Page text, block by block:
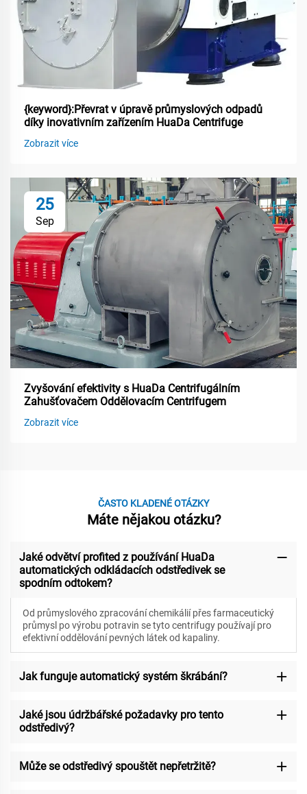
{keyword}:Převrat v úpravě průmyslových odpadů
díky inovativním zařízením HuaDa Centrifuge
Zobrazit více
25
Sep
Zvyšování efektivity s HuaDa Centrifugálním
Zahušťovačem Oddělovacím Centrifugem
Zobrazit více
ČASTO KLADENÉ OTÁZKY
Máte nějakou otázku?
Jaké odvětví profited z používání HuaDa
automatických odkládacích odstředivek se
spodním odtokem?
Od průmyslového zpracování chemikálií přes farmaceutický
průmysl po výrobu potravin se tyto centrifugy používají pro
efektivní oddělování pevných látek od kapaliny.
Jak funguje automatický systém škrábání?
Jaké jsou údržbářské požadavky pro tento
odstředivý?
Může se odstředivý spouštět nepřetržitě?